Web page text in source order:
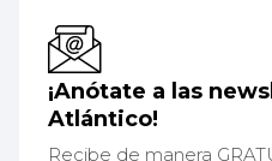
¡Anótate a las
Atlántico!
Recibe de manera